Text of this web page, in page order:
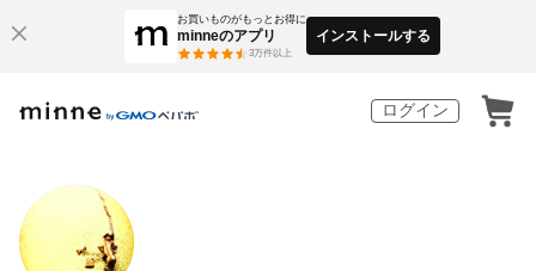
お買いものがもっとお得に
minneのアプリ
3万件以上
インストールする
ログイン